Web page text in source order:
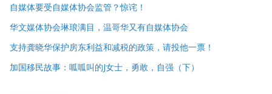
自媒体要受自媒体协会监管？惊诧！
华文媒体协会琳琅满目，温哥华又有自媒体协会
支持龚晓华保护房东利益和减税的政策，请投他一票！
加国移民故事：呱呱叫的J女士，勇敢，自强（下）